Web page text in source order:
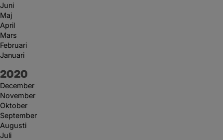
Juni
Maj
April
Mars
Februari
Januari
År:
2020
December
November
Oktober
September
Augusti
Juli